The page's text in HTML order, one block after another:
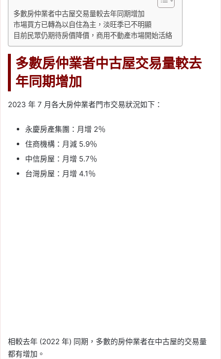
多數房仲業者中古屋交易量較去年同期增加
市場買方已轉為以自住為主，淡旺季已不明顯
目前民眾仍期待房價降價，商用不動產市場開始活絡
多數房仲業者中古屋交易量較去
年同期增加
2023 年 7 月各大房仲業者門市交易狀況如下：
永慶房產集團：月增 2％
住商機構：月減 5.9％
中信房屋：月增 5.7％
台灣房屋：月增 4.1％
相較去年 (2022 年) 同期，多數的房仲業者在中古屋的交易量
都有增加。